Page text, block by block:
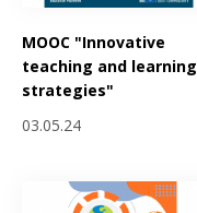
MOOC "Innovative
teaching and learning
strategies"
03.05.24